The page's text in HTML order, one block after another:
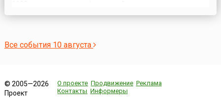
Парижа с запада. В 16 веке Карл V перестроил Лувр и
Все события 10 августа
© 2005—2026
Проект
О проекте Продвижение Реклама
Контакты Информеры